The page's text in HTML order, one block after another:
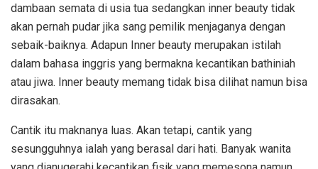
dambaan semata di usia tua sedangkan inner beauty tidak
akan pernah pudar jika sang pemilik menjaganya dengan
sebaik-baiknya. Adapun Inner beauty merupakan istilah
dalam bahasa inggris yang bermakna kecantikan bathiniah
atau jiwa. Inner beauty memang tidak bisa dilihat namun bisa
dirasakan.
Cantik itu maknanya luas. Akan tetapi, cantik yang
sesungguhnya ialah yang berasal dari hati. Banyak wanita